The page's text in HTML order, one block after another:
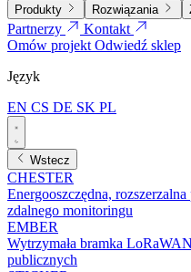
Produkty Rozwiązania
Partnerzy
Kontakt
Omów projektOdwiedź sklep
Język
EN CS DE SK PL
Wstecz
CHESTER
Energooszczędna,
zdalnego monitoringu
EMBER
Wytrzymała bramka
publicznych